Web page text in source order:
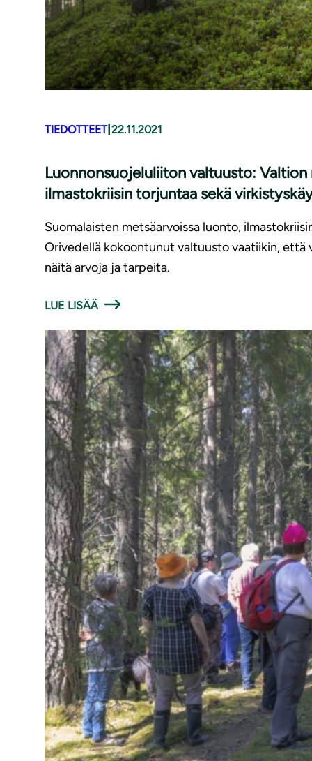
TIEDOTTEET| 22.11.2021
Luon­non­suo­je­lu­lii­ton valtuusto:
ilmastokriisin torjuntaa sekä
Suomalaisten metsäarvoissa luonto,
Orivedellä kokoontunut valtuusto vaatiikin,
näitä arvoja ja tarpeita.
LUE LISÄÄ